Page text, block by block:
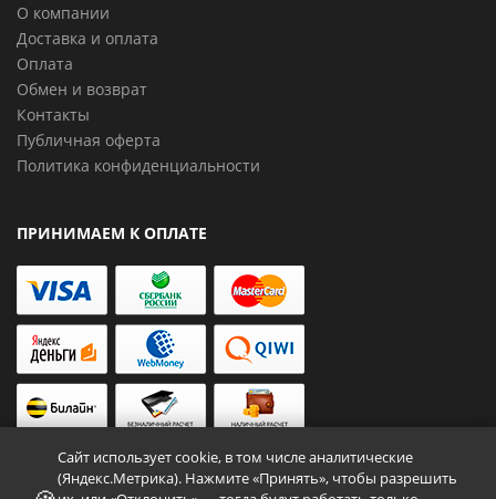
О компании
Доставка и оплата
Оплата
Обмен и возврат
Контакты
Публичная оферта
Политика конфиденциальности
ПРИНИМАЕМ К ОПЛАТЕ
Сайт использует cookie, в том числе аналитические
(Яндекс.Метрика). Нажмите «Принять», чтобы разрешить